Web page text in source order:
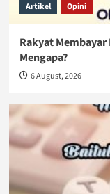
Artikel Opini
Rakyat
Mengapa?
6 August, 2026